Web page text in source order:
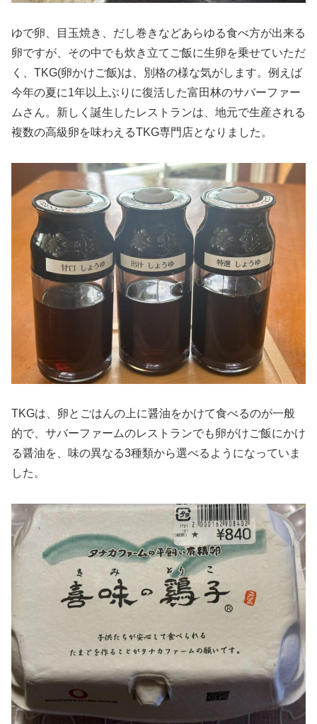
ゆで卵、目玉焼き、だし巻きなどあらゆる食べ方が出来る
卵ですが、その中でも炊き立てご飯に生卵を乗せていただ
く、TKG(卵かけご飯)は、別格の様な気がします。例えば
今年の夏に1年以上ぶりに復活した富田林のサバーファー
ムさん。新しく誕生したレストランは、地元で生産される
複数の高級卵を味わえるTKG専門店となりました。
TKGは、卵とごはんの上に醤油をかけて食べるのが一般
的で、サバーファームのレストランでも卵がけご飯にかけ
る醤油を、味の異なる3種類から選べるようになっていま
した。